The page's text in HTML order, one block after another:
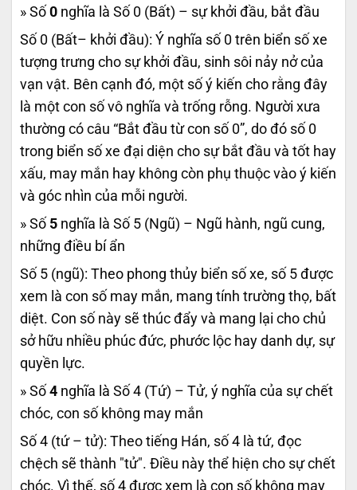
» Số 0 nghĩa là Số 0 (Bất) – sự khởi đầu, bắt đầu
Số 0 (Bất– khởi đầu): Ý nghĩa số 0 trên biển số xe
tượng trưng cho sự khởi đầu, sinh sôi nảy nở của
vạn vật. Bên cạnh đó, một số ý kiến cho rằng đây
là một con số vô nghĩa và trống rỗng. Người xưa
thường có câu “Bắt đầu từ con số 0”, do đó số 0
trong biển số xe đại diện cho sự bắt đầu và tốt hay
xấu, may mắn hay không còn phụ thuộc vào ý kiến
và góc nhìn của mỗi người.
» Số 5 nghĩa là Số 5 (Ngũ) – Ngũ hành, ngũ cung,
những điều bí ẩn
Số 5 (ngũ): Theo phong thủy biển số xe, số 5 được
xem là con số may mắn, mang tính trường thọ, bất
diệt. Con số này sẽ thúc đẩy và mang lại cho chủ
sở hữu nhiều phúc đức, phước lộc hay danh dự, sự
quyền lực.
» Số 4 nghĩa là Số 4 (Tứ) – Tử, ý nghĩa của sự chết
chóc, con số không may mắn
Số 4 (tứ – tử): Theo tiếng Hán, số 4 là tứ, đọc
chệch sẽ thành "tử". Điều này thể hiện cho sự chết
chóc. Vì thế, số 4 được xem là con số không may